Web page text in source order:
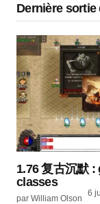
Dernière sortie
1.76 复古沉默
classes
par William Olson
6